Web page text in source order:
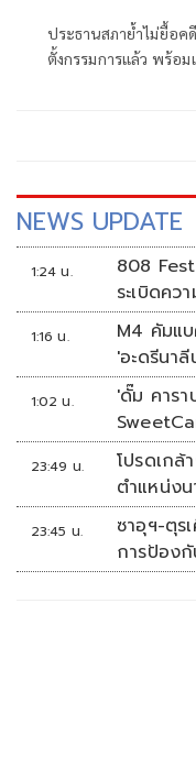
ประธานสภาย้ำไม่ยื้อค
ตั้งกรรมการแล้ว พร้อ
NEWS UPDATE
1:24 น.
808
ระเบิดค
1:16 น.
M4 คัมแ
'อะดรีนา
1:02 น.
'ดั๊ม คาร
23:49 น.
โปรดเก
ตำแหน่ง
'พลตรี'
23:45 น.
ซาอุฯ-ตุร
การป้องกั
ภูมิภาค